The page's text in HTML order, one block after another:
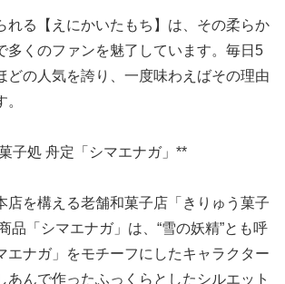
れる【えにかいたもち】は、その柔らか
多くのファンを魅了しています。毎日5
どの人気を誇り、一度味わえばその理由
子処 舟定「シマエナガ」**
店を構える老舗和菓子店「きりゅう菓子
品「シマエナガ」は、“雪の妖精”とも呼
エナガ」をモチーフにしたキャラクター
あんで作ったふっくらとしたシルエット